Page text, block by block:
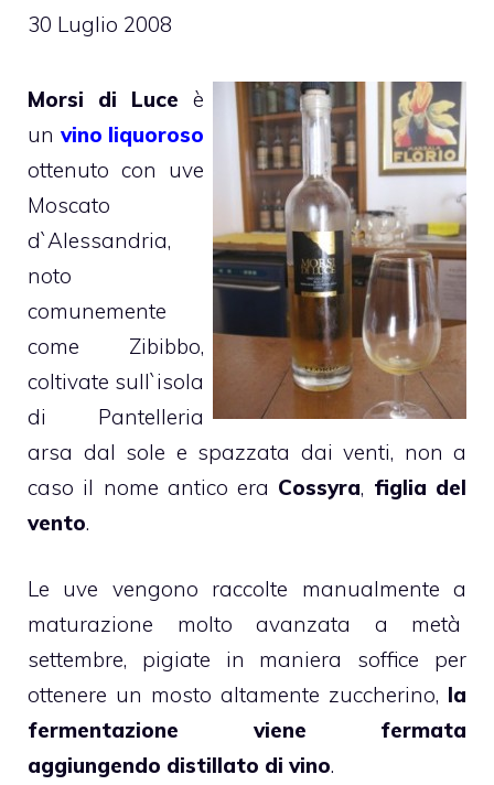
30 Luglio 2008
Morsi di Luce è
un vino liquoroso
ottenuto con uve
Moscato
d`Alessandria,
noto
comunemente
come Zibibbo,
coltivate sull`isola
di Pantelleria
arsa dal sole e spazzata dai venti, non a
caso il nome antico era Cossyra, figlia del
vento.
Le uve vengono raccolte manualmente a
maturazione molto avanzata a metà
settembre, pigiate in maniera soffice per
ottenere un mosto altamente zuccherino, la
fermentazione viene fermata
aggiungendo distillato di vino.